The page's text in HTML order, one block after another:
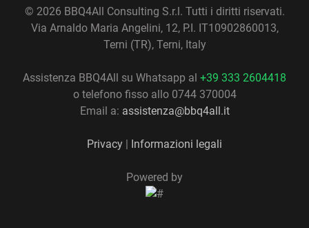
© 2026 BBQ4All Consulting S.r.l. Tutti i diritti riservati.
Via Arnaldo Maria Angelini, 12, P.I. IT10902860013,
Terni (TR), Terni, Italy
Assistenza BBQ4All su Whatsapp al +39 333 2604418
o telefono fisso allo 0744 370004
Email a: assistenza@bbq4all.it
Privacy Informazioni legali
Powered by